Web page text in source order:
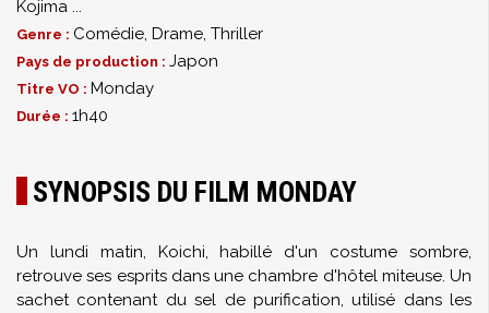
Kojima ...
Genre : Comédie, Drame, Thriller
Pays de production : Japon
Titre VO : Monday
Durée : 1h40
SYNOPSIS DU FILM MONDAY
Un lundi matin, Koichi, habillé d'un costume sombre,
retrouve ses esprits dans une chambre d'hôtel miteuse. Un
sachet contenant du sel de purification, utilisé dans les